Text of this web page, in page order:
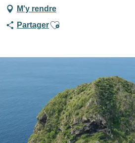
M'y rendre
PartagerAjouter aux favoris